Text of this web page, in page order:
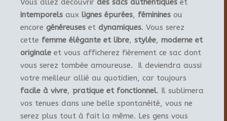
intemporels aux lignes épurées, féminines ou
encore généreuses et dynamiques. Vous serez
cette femme élégante et libre, stylée, moderne et
originale et vous afficherez fièrement ce sac dont
vous serez tombée amoureuse. Il deviendra aussi
votre meilleur allié au quotidien, car toujours
facile à vivre, pratique et fonctionnel. Il sublimera
vos tenues dans une belle spontanéité, vous ne
serez plus tout à fait la même. Les gens vous